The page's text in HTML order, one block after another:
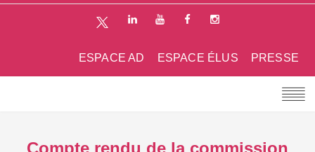
PRESSE
ESPACE ÉLUS
ESPACE AD
Compte rendu de la commission